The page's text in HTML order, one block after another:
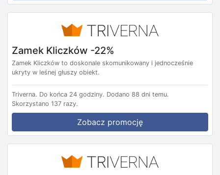
Zamek Kliczków -22%
Zamek Kliczków to doskonale skomunikowany i jednocześnie
ukryty w leśnej głuszy obiekt.
Triverna. Do końca 24 godziny. Dodano 88 dni temu.
Skorzystano 137 razy.
Zobacz promocję